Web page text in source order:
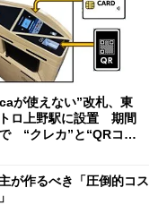
が使えない”改札、東
ロ上野駅に設置 期間
“クレカ”と“QRコー
が作るべき「圧倒的コス